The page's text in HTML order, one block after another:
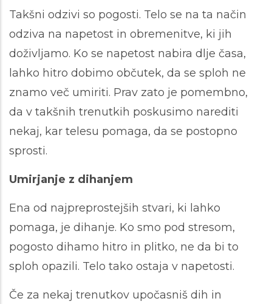
Takšni odzivi so pogosti. Telo se na ta način
odziva na napetost in obremenitve, ki jih
doživljamo. Ko se napetost nabira dlje časa,
lahko hitro dobimo občutek, da se sploh ne
znamo več umiriti. Prav zato je pomembno,
da v takšnih trenutkih poskusimo narediti
nekaj, kar telesu pomaga, da se postopno
sprosti.
Umirjanje z dihanjem
Ena od najpreprostejših stvari, ki lahko
pomaga, je dihanje. Ko smo pod stresom,
pogosto dihamo hitro in plitko, ne da bi to
sploh opazili. Telo tako ostaja v napetosti.
Če za nekaj trenutkov upočasniš dih in